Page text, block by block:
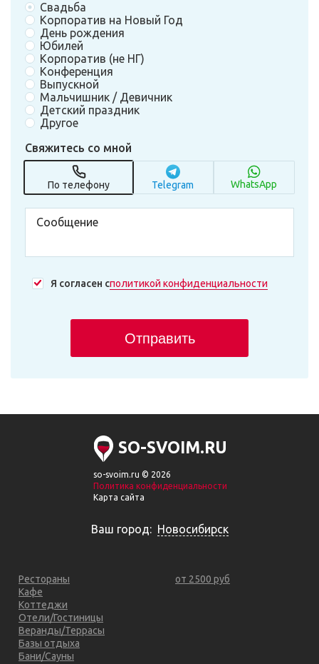
Свадьба
Корпоратив на Новый Год
День рождения
Юбилей
Корпоратив (не НГ)
Конференция
Выпускной
Мальчишник / Девичник
Детский праздник
Другое
Свяжитесь со мной
По телефону Telegram WhatsApp
Я согласен сполитикой конфиденциальности
Отправить
SO-SVOIM.RU
so-svoim.ru © 2026
Политика конфиденциальности
Карта сайта
Ваш город: Новосибирск
Рестораны
Кафе
Коттеджи
Отели/Гостиницы
Веранды/Террасы
Базы отдыха
Бани/Сауны
от 2500 руб